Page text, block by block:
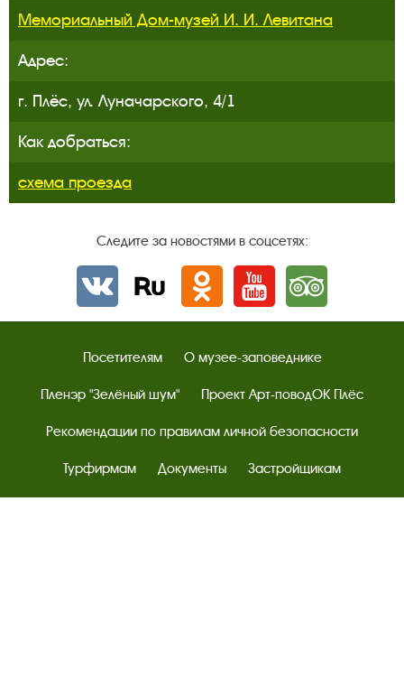
Мемориальный Дом-музей И. И. Левитана
Адрес:
г. Плёс, ул. Луначарского, 4/1
Как добраться:
схема проезда
Следите за новостями в соцсетях:
Вконтактеrutube Одноклассники
YouTube Трипадвизор
Посетителям О музее-заповеднике
Пленэр "Зелёный шум" Проект Арт-поводОК Плёс
Рекомендации по правилам личной безопасности
Турфирмам Документы Застройщикам